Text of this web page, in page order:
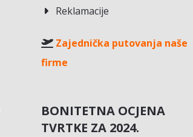
Reklamacije
Zajednička putovanja naše
firme
BONITETNA OCJENA
TVRTKE ZA 2024.